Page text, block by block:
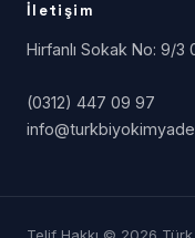
İletişim
Hirfanlı Sokak No: 9/
(0312) 447 09 97